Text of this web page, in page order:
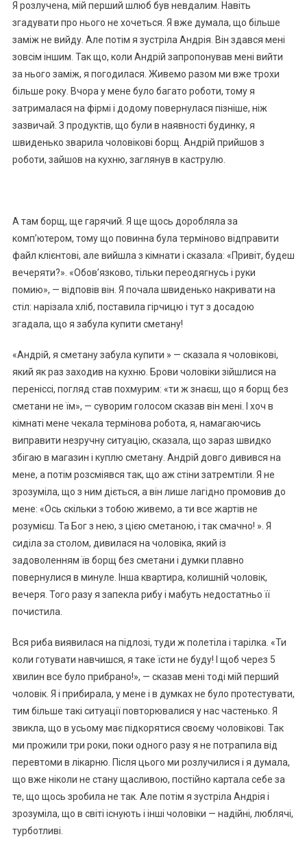
Я розлучена, мій перший шлюб був невдалим. Навіть
згадувати про нього не хочеться. Я вже думала, що більше
заміж не вийду. Але потім я зустріла Андрія. Він здався мені
зовсім іншим. Так що, коли Андрій запропонував мені вийти
за нього заміж, я погодилася. Живемо разом ми вже трохи
більше року. Вчора у мене було багато роботи, тому я
затрималася на фірмі і додому повернулася пізніше, ніж
зазвичай. З продуктів, що були в наявності будинку, я
швиденько зварила чоловікові борщ. Андрій прийшов з
роботи, зайшов на кухню, заглянув в каструлю.
А там борщ, ще гарячий. Я ще щось доробляла за
комп’ютером, тому що повинна була терміново відправити
файл клієнтові, але вийшла з кімнати і сказала: «Привіт, будеш
вечеряти?». «Обов’язково, тільки переодягнусь і руки
помию», — відповів він. Я почала швиденько накривати на
стіл: нарізала хліб, поставила гірчицю і тут з досадою
згадала, що я забула купити сметану!
«Андрій, я сметану забула купити » — сказала я чоловікові,
який як раз заходив на кухню. Брови чоловіки зійшлися на
переніссі, погляд став похмурим: «ти ж знаєш, що я борщ без
сметани не їм», — суворим голосом сказав він мені. І хоч в
кімнаті мене чекала термінова робота, я, намагаючись
виправити незручну ситуацію, сказала, що зараз швидко
збігаю в магазин і куплю сметану. Андрій довго дивився на
мене, а потім розсміявся так, що аж стіни затремтіли. Я не
зрозуміла, що з ним діється, а він лише лагідно промовив до
мене: «Ось скільки з тобою живемо, а ти все жартів не
розумієш. Та Бог з нею, з цією сметаною, і так смачно! ». Я
сиділа за столом, дивилася на чоловіка, який із
задоволенням їв борщ без сметани і думки плавно
повернулися в минуле. Інша квартира, колишній чоловік,
вечеря. Того разу я запекла рибу і мабуть недостатньо її
почистила.
Вся риба виявилася на підлозі, туди ж полетіла і тарілка. «Ти
коли готувати навчишся, я таке їсти не буду! І щоб через 5
хвилин все було прибрано!», — сказав мені тоді мій перший
чоловік. Я і прибирала, у мене і в думках не було протестувати,
тим більше такі ситуації повторювалися у нас частенько. Я
звикла, що в усьому має підкорятися своєму чоловікові. Так
ми прожили три роки, поки одного разу я не потрапила від
перевтоми в лікарню. Після цього ми розлучилися і я думала,
що вже ніколи не стану щасливою, постійно картала себе за
те, що щось зробила не так. Але потім я зустріла Андрія і
зрозуміла, що в світі існують і інші чоловіки — надійні, люблячі,
турботливі.